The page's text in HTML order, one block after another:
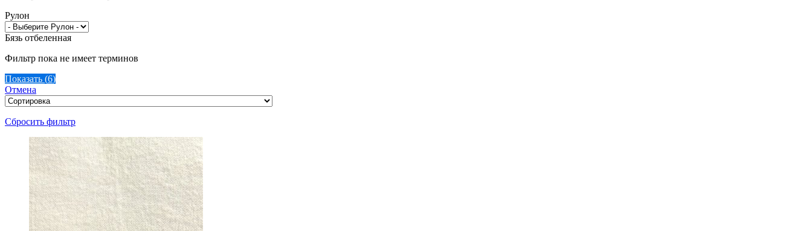
Рулон
Бязь отбеленная
Фильтр пока не имеет терминов
Показать (6)
Отмена
Сбросить фильтр